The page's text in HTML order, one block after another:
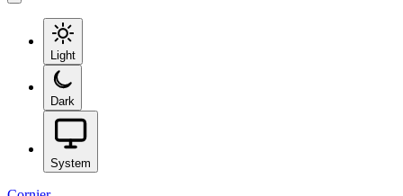
Light
Dark
System